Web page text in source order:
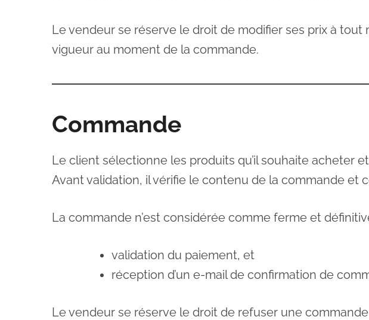
Le vendeur se réserve le droit de modifier ses prix à
vigueur au moment de la commande.
Commande
Le client sélectionne les produits qu’il souhaite acheter
Avant validation, il vérifie le contenu de la commande et
La commande n’est considérée comme ferme et
validation du paiement, et
réception d’un e-mail de confirmation de
Le vendeur se réserve le droit de refuser une